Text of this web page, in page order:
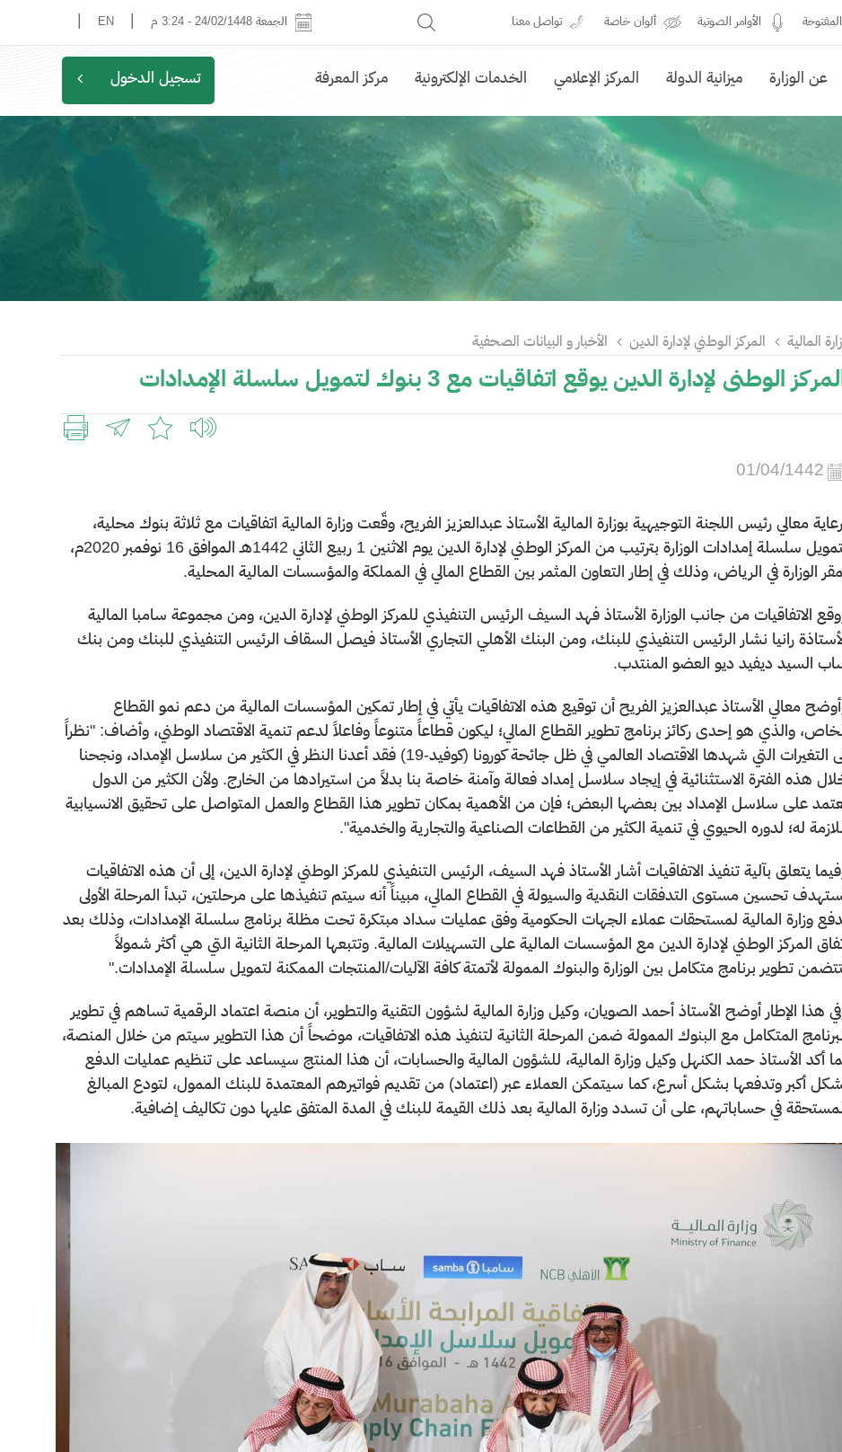
الأوامر الصوتية ألوان خاصة تواصل معنا EN الجمعة 24/02/1448 - 3:24 م
عن الوزارة ميزانية الدولة المركز الإعلامي الخدمات الإلكترونية مركز المعرفة تسجيل الدخول
المالية المركز الوطني لإدارة الدين الأخبار و البيانات الصحفية
الوطني لإدارة الدين يوقع اتفاقيات مع 3 بنوك لتمويل سلسلة الإمدادات
01/04/1442
معالي رئيس اللجنة التوجيهية بوزارة المالية الأستاذ عبدالعزيز الفريح، وقّعت وزارة المالية اتفاقيات مع ثلاثة بنوك محلية،
لتمويل سلسلة إمدادات الوزارة بترتيب من المركز الوطني لإدارة الدين يوم الاثنين 1 ربيع الثاني 1442هـ الموافق 16 نوفمبر 2020م،
الوزارة في الرياض، وذلك في إطار التعاون المثمر بين القطاع المالي في المملكة والمؤسسات المالية المحلية.
الاتفاقيات من جانب الوزارة الأستاذ فهد السيف الرئيس التنفيذي للمركز الوطني لإدارة الدين، ومن مجموعة سامبا المالية
رانيا نشار الرئيس التنفيذي للبنك، ومن البنك الأهلي التجاري الأستاذ فيصل السقاف الرئيس التنفيذي للبنك ومن بنك
السيد ديفيد ديو العضو المنتدب.
معالي الأستاذ عبدالعزيز الفريح أن توقيع هذه الاتفاقيات يأتي في إطار تمكين المؤسسات المالية من دعم نمو القطاع
والذي هو إحدى ركائز برنامج تطوير القطاع المالي؛ ليكون قطاعاً متنوعاً وفاعلاً لدعم تنمية الاقتصاد الوطني، وأضاف: "نظراً
إلى التغيرات التي شهدها الاقتصاد العالمي في ظل جائحة كورونا (كوفيد-19) فقد أعدنا النظر في الكثير من سلاسل الإمداد، ونجحنا
هذه الفترة الاستثنائية في إيجاد سلاسل إمداد فعالة وآمنة خاصة بنا بدلاً من استيرادها من الخارج. ولأن الكثير من الدول
على سلاسل الإمداد بين بعضها البعض؛ فإن من الأهمية بمكان تطوير هذا القطاع والعمل المتواصل على تحقيق الانسيابية
له؛ لدوره الحيوي في تنمية الكثير من القطاعات الصناعية والتجارية والخدمية".
يتعلق بآلية تنفيذ الاتفاقيات أشار الأستاذ فهد السيف، الرئيس التنفيذي للمركز الوطني لإدارة الدين، إلى أن هذه الاتفاقيات
تحسين مستوى التدفقات النقدية والسيولة في القطاع المالي، مبيناً أنه سيتم تنفيذها على مرحلتين، تبدأ المرحلة الأولى
وزارة المالية لمستحقات عملاء الجهات الحكومية وفق عمليات سداد مبتكرة تحت مظلة برنامج سلسلة الإمدادات، وذلك بعد
المركز الوطني لإدارة الدين مع المؤسسات المالية على التسهيلات المالية. وتتبعها المرحلة الثانية التي هي أكثر شمولاً
تطوير برنامج متكامل بين الوزارة والبنوك الممولة لأتمتة كافة الآليات/المنتجات الممكنة لتمويل سلسلة الإمدادات."
هذا الإطار أوضح الأستاذ أحمد الصويان، وكيل وزارة المالية لشؤون التقنية والتطوير، أن منصة اعتماد الرقمية تساهم في تطوير
المتكامل مع البنوك الممولة ضمن المرحلة الثانية لتنفيذ هذه الاتفاقيات، موضحاً أن هذا التطوير سيتم من خلال المنصة،
أكد الأستاذ حمد الكنهل وكيل وزارة المالية، للشؤون المالية والحسابات، أن هذا المنتج سيساعد على تنظيم عمليات الدفع
أكبر وتدفعها بشكل أسرع، كما سيتمكن العملاء عبر (اعتماد) من تقديم فواتيرهم المعتمدة للبنك الممول، لتودع المبالغ
في حساباتهم، على أن تسدد وزارة المالية بعد ذلك القيمة للبنك في المدة المتفق عليها دون تكاليف إضافية.